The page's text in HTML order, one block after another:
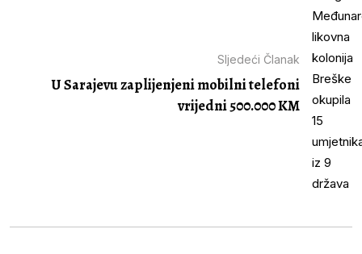
Sljedeći Članak
U Sarajevu zaplijenjeni mobilni telefoni
vrijedni 500.000 KM